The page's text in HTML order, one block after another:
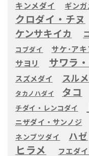
キンメダイ ギン
クロダイ・チヌ
ケンサキイカ
コブダイ サケ･アキ
サヨリ サワラ
スズメダイ スル
タカノハダイ タコ
チダイ・レンコダイ
ニザダイ・サンノジ
ネンブツダイ ハゼ
ヒラメ フエダ